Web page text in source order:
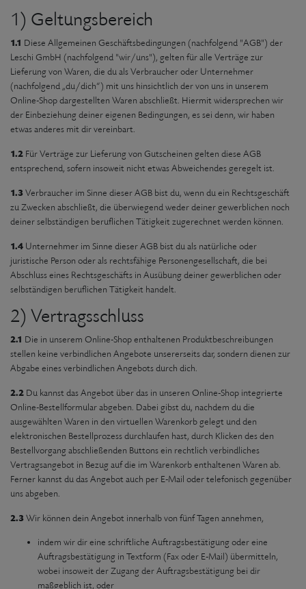
1) Geltungsbereich
1.1 Diese Allgemeinen Geschäftsbedingungen (nachfolgend "AGB") der
Leschi GmbH (nachfolgend "wir/uns"), gelten für alle Verträge zur
Lieferung von Waren, die du als Verbraucher oder Unternehmer
(nachfolgend „du/dich“) mit uns hinsichtlich der von uns in unserem
Online-Shop dargestellten Waren abschließt. Hiermit widersprechen wir
der Einbeziehung deiner eigenen Bedingungen, es sei denn, wir haben
etwas anderes mit dir vereinbart.
1.2 Für Verträge zur Lieferung von Gutscheinen gelten diese AGB
entsprechend, sofern insoweit nicht etwas Abweichendes geregelt ist.
1.3Verbraucher im Sinne dieser AGB bist du, wenn du ein Rechtsgeschäft
zu Zwecken abschließt, die überwiegend weder deiner gewerblichen noch
deiner selbständigen beruflichen Tätigkeit zugerechnet werden können.
1.4 Unternehmer im Sinne dieser AGB bist du als natürliche oder
juristische Person oder als rechtsfähige Personengesellschaft, die bei
Abschluss eines Rechtsgeschäfts in Ausübung deiner gewerblichen oder
selbständigen beruflichen Tätigkeit handelt.
2) Vertragsschluss
2.1 Die in unserem Online-Shop enthaltenen Produktbeschreibungen
stellen keine verbindlichen Angebote unsererseits dar, sondern dienen zur
Abgabe eines verbindlichen Angebots durch dich.
2.2 Du kannst das Angebot über das in unseren Online-Shop integrierte
Online-Bestellformular abgeben. Dabei gibst du, nachdem du die
ausgewählten Waren in den virtuellen Warenkorb gelegt und den
elektronischen Bestellprozess durchlaufen hast, durch Klicken des den
Bestellvorgang abschließenden Buttons ein rechtlich verbindliches
Vertragsangebot in Bezug auf die im Warenkorb enthaltenen Waren ab.
Ferner kannst du das Angebot auch per E-Mail oder telefonisch gegenüber
uns abgeben.
2.3Wir können dein Angebot innerhalb von fünf Tagen annehmen,
indem wir dir eine schriftliche Auftragsbestätigung oder eine
Auftragsbestätigung in Textform (Fax oder E-Mail) übermitteln,
wobei insoweit der Zugang der Auftragsbestätigung bei dir
maßgeblich ist, oder